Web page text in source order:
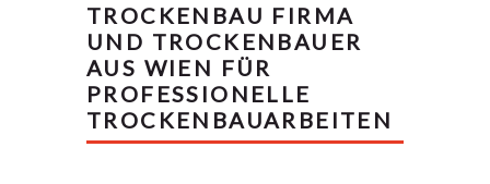
TROCKENBAU FIRMA
UND TROCKENBAUER
AUS WIEN FÜR
PROFESSIONELLE
TROCKENBAUARBEITEN